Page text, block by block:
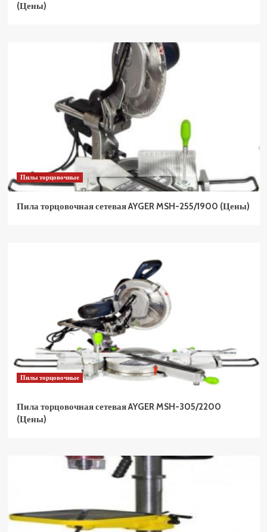
(Цены)
Пилы торцовочные
Пила торцовочная сетевая AYGER MSH-255/1900 (Цены)
Пилы торцовочные
Пила торцовочная сетевая AYGER MSH-305/2200
(Цены)